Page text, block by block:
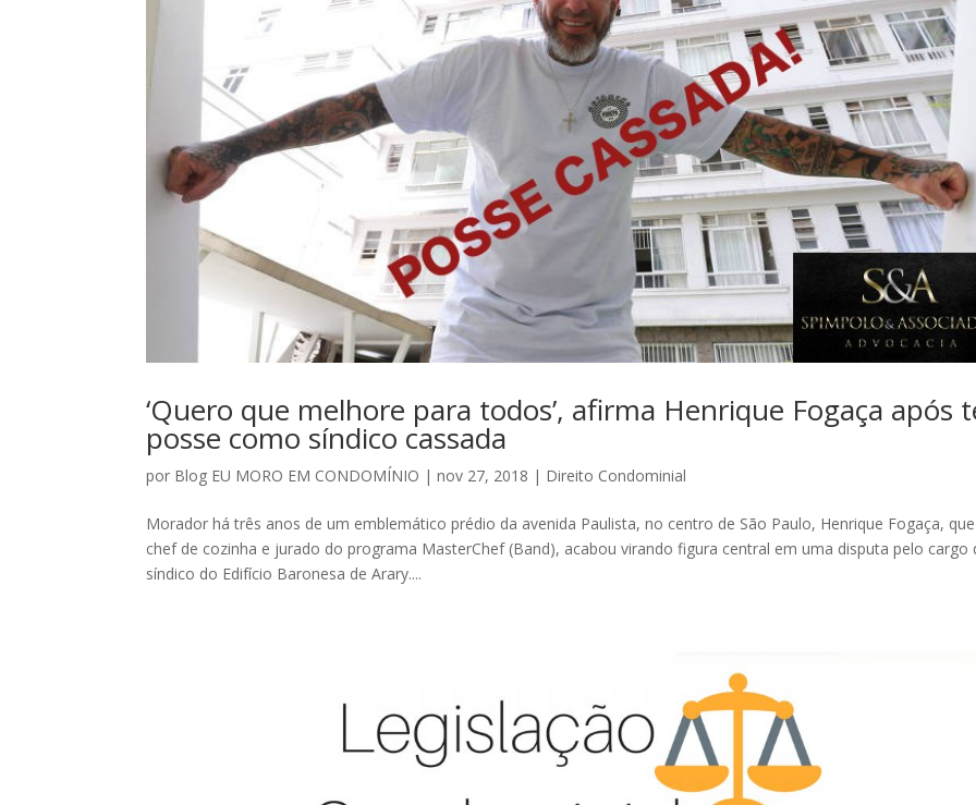
‘Quero que melhore para todos’, afirma Henrique Fogaça após
posse como síndico cassada
por Blog EU MORO EM CONDOMÍNIO |nov 27, 2018 | Direito Condominial
Morador há três anos de um emblemático prédio da avenida Paulista, no centro de São Paulo, Henrique Fogaça,
chef de cozinha e jurado do programa MasterChef (Band), acabou virando figura central em uma disputa pelo cargo
síndico do Edifício Baronesa de Arary....